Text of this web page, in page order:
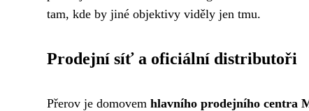
tam, kde by jiné objektivy viděly jen tmu.
Prodejní síť a oficiální distributoři
Přerov je domovem hlavního prodejního centra